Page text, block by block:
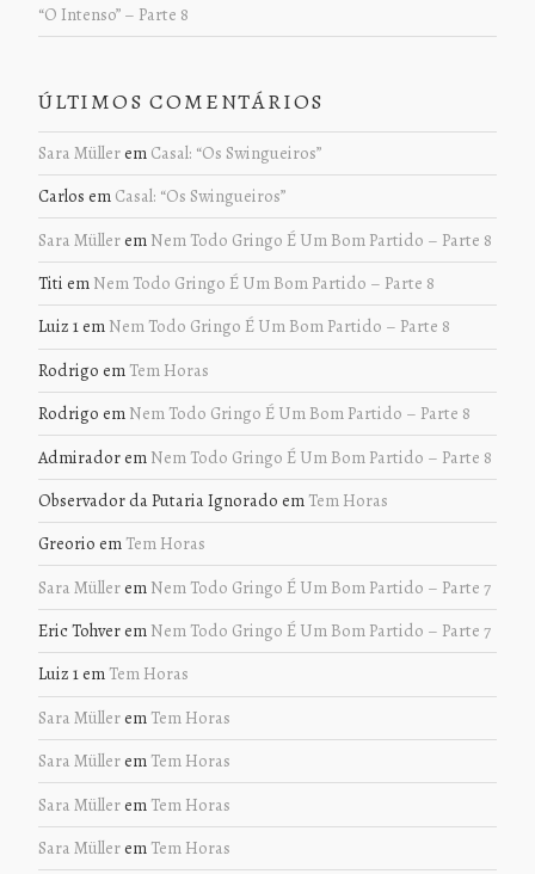
“O Intenso” – Parte 8
ÚLTIMOS COMENTÁRIOS
Sara Müllerem Casal: “Os Swingueiros”
Carlos em Casal: “Os Swingueiros”
Sara Müllerem Nem Todo Gringo É Um Bom Partido – Parte 8
Titi em Nem Todo Gringo É Um Bom Partido – Parte 8
Luiz 1em Nem Todo Gringo É Um Bom Partido – Parte 8
Rodrigo em Tem Horas
Rodrigo em Nem Todo Gringo É Um Bom Partido – Parte 8
Admiradorem Nem Todo Gringo É Um Bom Partido – Parte 8
Observador da Putaria Ignorado em Tem Horas
Greorio em Tem Horas
Sara Müllerem Nem Todo Gringo É Um Bom Partido – Parte 7
Eric Tohverem Nem Todo Gringo É Um Bom Partido – Parte 7
Luiz 1em Tem Horas
Sara Müllerem Tem Horas
Sara Müllerem Tem Horas
Sara Müllerem Tem Horas
Sara Müllerem Tem Horas